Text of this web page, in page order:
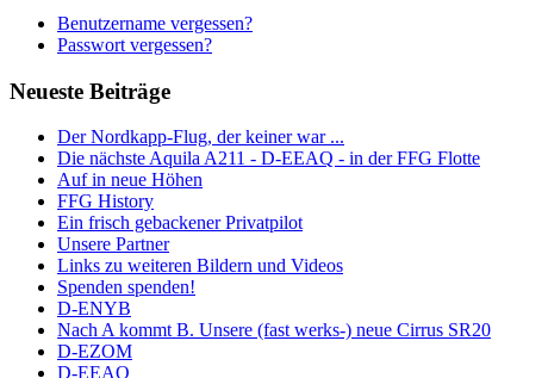
Benutzername vergessen?
Passwort vergessen?
Neueste Beiträge
Der Nordkapp-Flug, der keiner war ...
Die nächste Aquila A211 - D-EEAQ - in der FFG Flotte
Auf in neue Höhen
FFG History
Ein frisch gebackener Privatpilot
Unsere Partner
Links zu weiteren Bildern und Videos
Spenden spenden!
D-ENYB
Nach A kommt B. Unsere (fast werks-) neue Cirrus SR20
D-EZOM
D-EEAQ